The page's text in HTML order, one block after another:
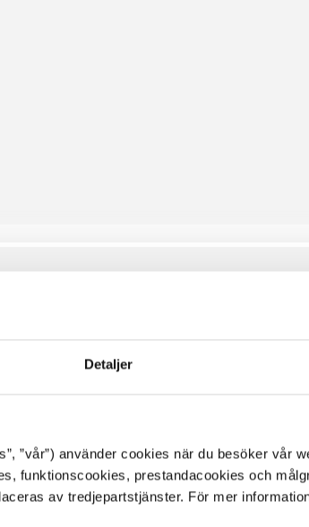
Detaljer
”vår”) använder cookies när du besöker vår
funktionscookies, prestandacookies och
SPRÅKET